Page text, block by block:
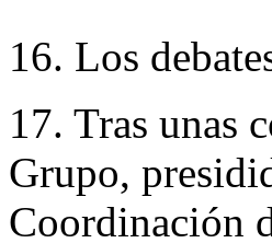
16. Los
17. Tras unas
Grupo,
Coordinación